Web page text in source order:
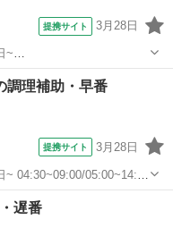
提携サイト 3月28日
ムサービス...
調理補助・早番
提携サイト 3月28日
16 近森病院本館-4433 ＜
遅番